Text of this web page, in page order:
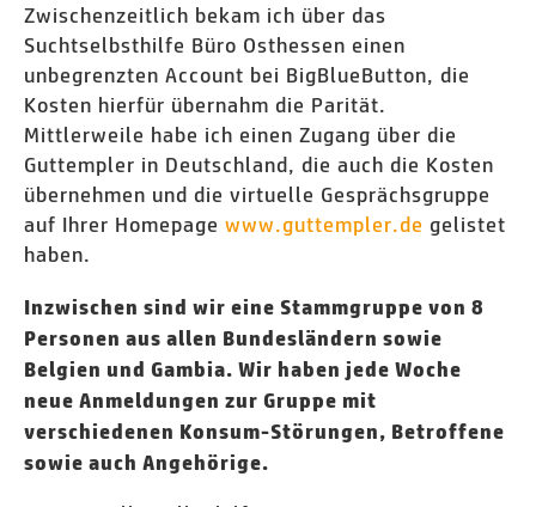
Zwischenzeitlich bekam ich über das
Suchtselbsthilfe Büro Osthessen einen
unbegrenzten Account bei BigBlueButton, die
Kosten hierfür übernahm die Parität.
Mittlerweile habe ich einen Zugang über die
Guttempler in Deutschland, die auch die Kosten
übernehmen und die virtuelle Gesprächsgruppe
auf Ihrer Homepage www.guttempler.de gelistet
haben.
Inzwischen sind wir eine Stammgruppe von 8
Personen aus allen Bundesländern sowie
Belgien und Gambia. Wir haben jede Woche
neue Anmeldungen zur Gruppe mit
verschiedenen Konsum-Störungen, Betroffene
sowie auch Angehörige.